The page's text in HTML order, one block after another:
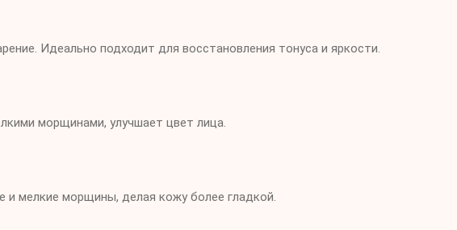
Идеально подходит для восстановления тонуса и яркости.
морщинами, улучшает цвет лица.
и мелкие морщины, делая кожу более гладкой.